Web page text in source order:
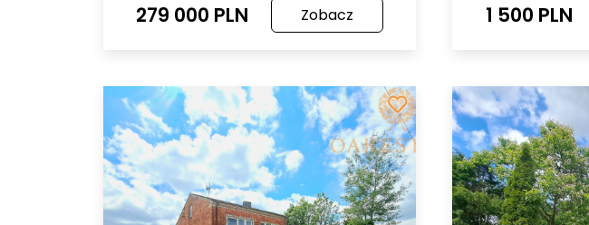
279 000 PLN Zobacz 1 500 PLN